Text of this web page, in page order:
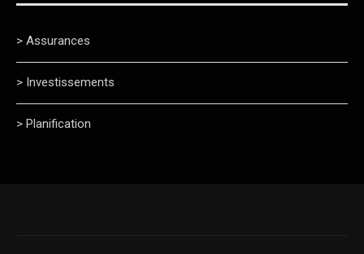
> Assurances
> Investissements
> Planification